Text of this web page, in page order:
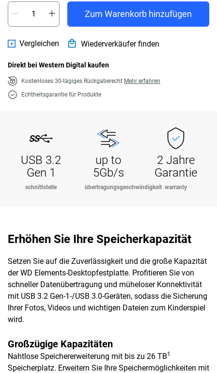
Zum Warenkorb hinzufügen
Vergleichen Wiederverkäufer finden
Direkt bei Western Digital kaufen
Kostenloses 30-tägiges Rückgaberecht Mehr erfahren
Echtheitsgarantie für Produkte
USB 3.2
Gen 1
schnittstelle
up to
5Gb/s
übertragungsgeschwindigkeit
2 Jahre
Garantie
warranty
Erhöhen Sie Ihre Speicherkapazität
Setzen Sie auf die Zuverlässigkeit und die große Kapazität
der WD Elements-Desktopfestplatte. Profitieren Sie von
schneller Datenübertragung und müheloser Konnektivität
mit USB 3.2 Gen-1-/USB 3.0-Geräten, sodass die Sicherung
Ihrer Fotos, Videos und wichtigen Dateien zum Kinderspiel
wird.
Großzügige Kapazitäten
Nahtlose Speichererweiterung mit bis zu 26 TB1
Speicherplatz. Erweitern Sie Ihre Speichermöglichkeiten mit